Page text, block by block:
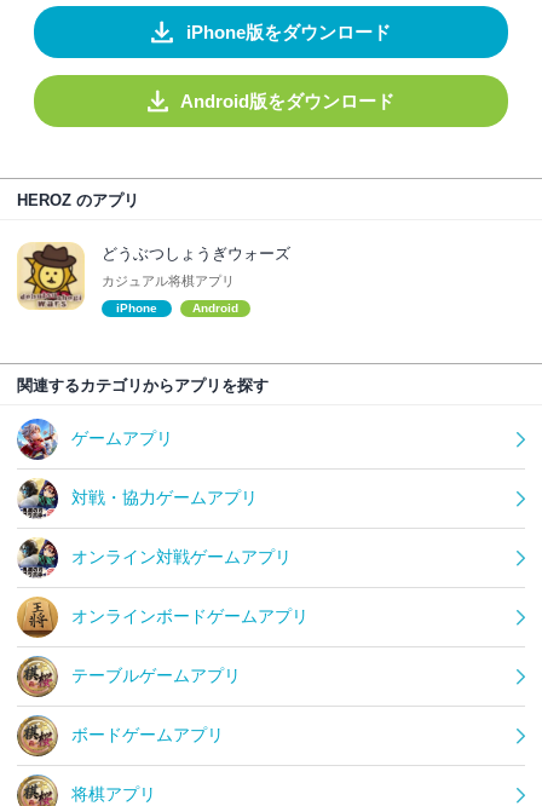
iPhone版をダウンロード
Android版をダウンロード
HEROZ のアプリ
どうぶつしょうぎウォーズ
カジュアル将棋アプリ
iPhone Android
関連するカテゴリからアプリを探す
ゲームアプリ
対戦・協力ゲームアプリ
オンライン対戦ゲームアプリ
オンラインボードゲームアプリ
テーブルゲームアプリ
ボードゲームアプリ
将棋アプリ